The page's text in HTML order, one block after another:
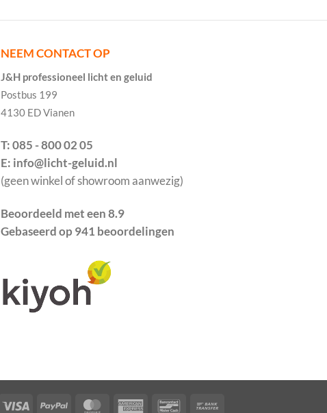
NEEM CONTACT OP
J&H professioneel licht en geluid
Postbus 199
4130 ED Vianen
T: 085 - 800 02 05
E: info@licht-geluid.nl
(geen winkel of showroom aanwezig)
Beoordeeld met een 8.9
Gebaseerd op 941 beoordelingen
Visa PayPal MasterCardAmerican Bancontact